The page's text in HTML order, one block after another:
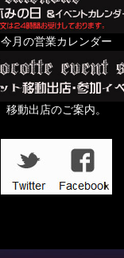
今月の営業カレンダー
移動出店のご案内。